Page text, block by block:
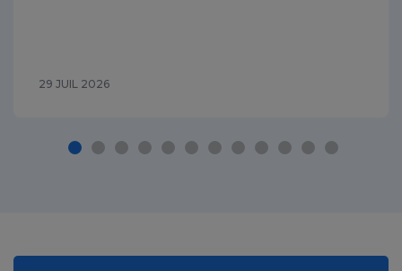
29 JUIL 2026